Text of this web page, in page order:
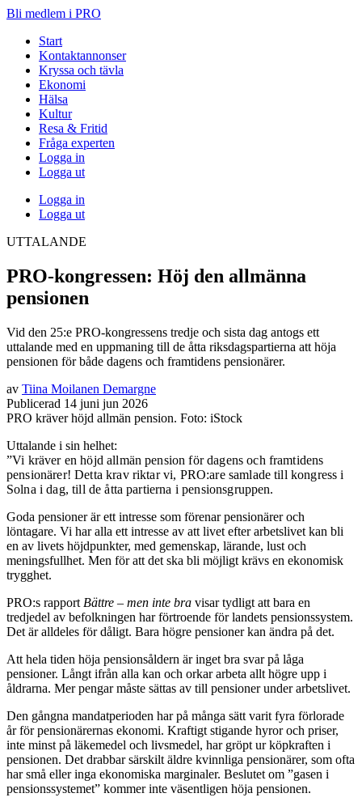
Bli medlem i PRO
Start
Kontaktannonser
Kryssa och tävla
Ekonomi
Hälsa
Kultur
Resa & Fritid
Fråga experten
Logga in
Logga ut
Logga in
Logga ut
UTTALANDE
PRO-kongressen: Höj den allmänna
pensionen
Vid den 25:e PRO-kongressens tredje och sista dag antogs ett
uttalande med en uppmaning till de åtta riksdagspartierna att höja
pensionen för både dagens och framtidens pensionärer.
av Tiina Moilanen Demargne
Publicerad 14 juni jun 2026
PRO kräver höjd allmän pension. Foto: iStock
Uttalande i sin helhet:
”Vi kräver en höjd allmän pension för dagens och framtidens
pensionärer! Detta krav riktar vi, PRO:are samlade till kongress i
Solna i dag, till de åtta partierna i pensionsgruppen.
Goda pensioner är ett intresse som förenar pensionärer och
löntagare. Vi har alla ett intresse av att livet efter arbetslivet kan bli
en av livets höjdpunkter, med gemenskap, lärande, lust och
meningsfullhet. Men för att det ska bli möjligt krävs en ekonomisk
trygghet.
PRO:s rapport Bättre – men inte bra visar tydligt att bara en
tredjedel av befolkningen har förtroende för landets pensionssystem.
Det är alldeles för dåligt. Bara högre pensioner kan ändra på det.
Att hela tiden höja pensionsåldern är inget bra svar på låga
pensioner. Långt ifrån alla kan och orkar arbeta allt högre upp i
åldrarna. Mer pengar måste sättas av till pensioner under arbetslivet.
Den gångna mandatperioden har på många sätt varit fyra förlorade
år för pensionärernas ekonomi. Kraftigt stigande hyror och priser,
inte minst på läkemedel och livsmedel, har gröpt ur köpkraften i
pensionen. Det drabbar särskilt äldre kvinnliga pensionärer, som ofta
har små eller inga ekonomiska marginaler. Beslutet om ”gasen i
pensionssystemet” kommer inte väsentligen höja pensionen.